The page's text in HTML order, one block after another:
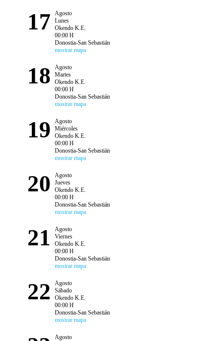
17
Agosto
Lunes
Okendo K.E.
00:00 H
Donostia-San Sebastián
mostrar mapa
18
Agosto
Martes
Okendo K.E.
00:00 H
Donostia-San Sebastián
mostrar mapa
19
Agosto
Miércoles
Okendo K.E.
00:00 H
Donostia-San Sebastián
mostrar mapa
20
Agosto
Jueves
Okendo K.E.
00:00 H
Donostia-San Sebastián
mostrar mapa
21
Agosto
Viernes
Okendo K.E.
00:00 H
Donostia-San Sebastián
mostrar mapa
22
Agosto
Sábado
Okendo K.E.
00:00 H
Donostia-San Sebastián
mostrar mapa
Agosto